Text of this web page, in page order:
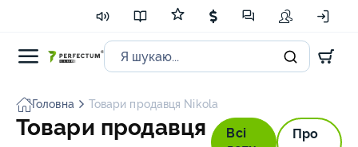
Головна Товари продавця Nikola
Товари продавця
Всі
Про